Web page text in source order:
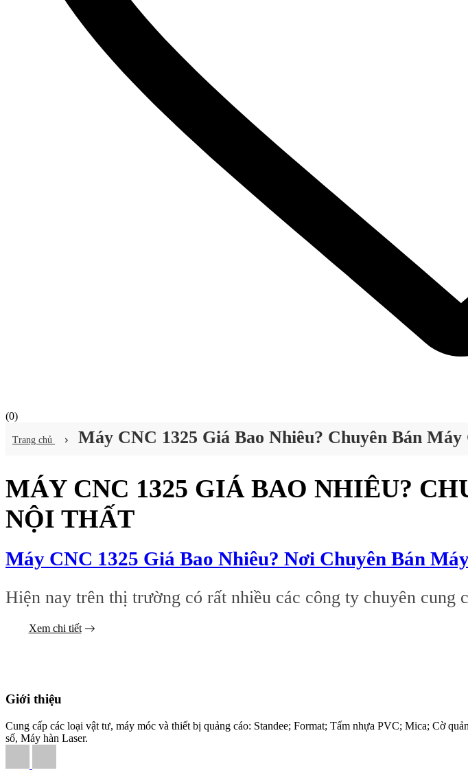
(0)
Trang chủ Máy CNC 1325 Giá Bao Nhiêu? Chuyên Bán
MÁY CNC 1325 GIÁ BAO NHIÊU?
NỘI THẤT
21/12/2020
Máy CNC 1325 Giá Bao Nhiêu? Nơi Chuyên Bán
Hiện nay trên thị trường có rất nhiều các công ty chuyên cung
Xem chi tiết
Giới thiệu
Cung cấp các loại vật tư, máy móc và thiết bị quảng cáo: Standee; Format; Tấm nhựa PVC; Mica; Cờ
số, Máy hàn Laser.